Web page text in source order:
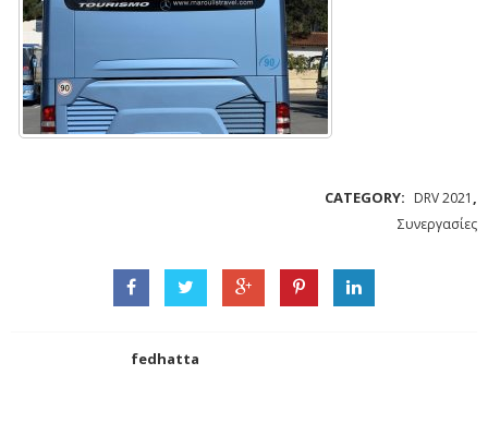
CATEGORY: DRV 2021 ,
Συνεργασίες
fedhatta